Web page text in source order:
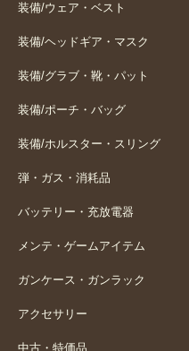
装備/ウェア・ベスト
装備/ヘッドギア・マスク
装備/グラブ・靴・パット
装備/ポーチ・バッグ
装備/ホルスター・スリング
弾・ガス・消耗品
バッテリー・充放電器
メンテ・ゲームアイテム
ガンケース・ガンラック
アクセサリー